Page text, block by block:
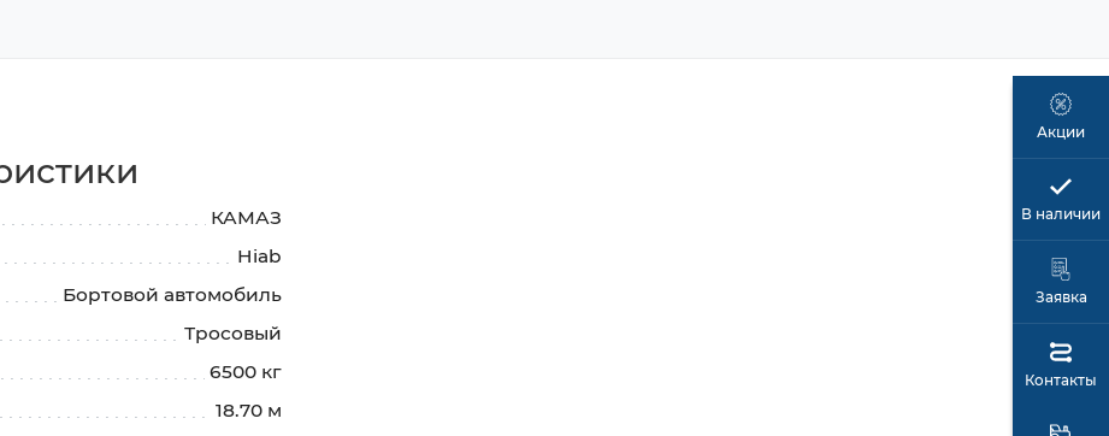
КАМАЗ
Hiab
Бортовой автомобиль
Тросовый
6500 кг
18.70 м
Акции
В наличии
Заявка
Контакты